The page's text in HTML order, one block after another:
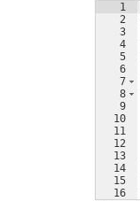
1
2
3
4
5
6
7
8
9
10
11
12
13
14
15
16